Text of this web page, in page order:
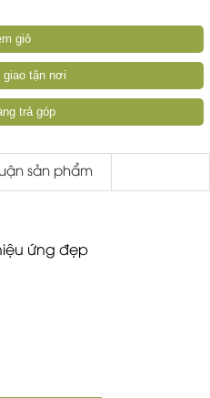
giỏ
tận nơi
trả góp
sản phẩm
ứng đẹp